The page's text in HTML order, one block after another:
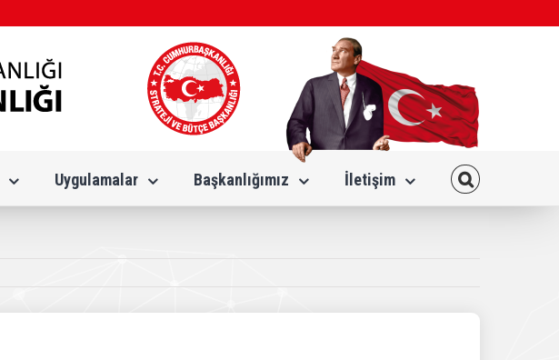
Uygulamalar Başkanlığımız İletişim